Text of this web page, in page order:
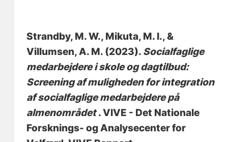
Strandby, M. W., Mikuta, M. I., &
Villumsen, A. M. (2023). Socialfaglige
medarbejdere i skole og dagtilbud:
Screening af muligheden for integration
af socialfaglige medarbejdere på
almenområdet. VIVE - Det Nationale
Forsknings- og Analysecenter for